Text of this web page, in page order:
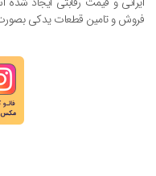
فروش و تامین قطعات یدکی